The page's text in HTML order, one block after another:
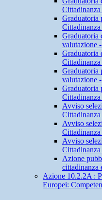
Graduatoria
Graduatoria
valutazione
Graduatoria
Graduatoria
valutazione
Graduatoria
Avviso
Avviso
Avviso
Azione
cittadinanza
Azione 10.2.2A :
Europei: